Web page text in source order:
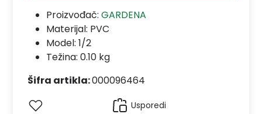
Proizvođač: GARDENA
Materijal: PVC
Model: 1/2
Težina: 0.10 kg
Šifra artikla:000096464
Usporedi